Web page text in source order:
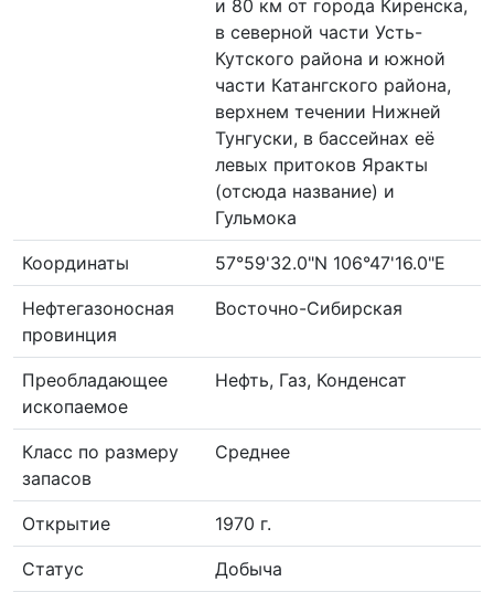
и 80 км от города Киренска,
в северной части Усть-
Кутского района и южной
части Катангского района,
верхнем течении Нижней
Тунгуски, в бассейнах её
левых притоков Яракты
(отсюда название) и
Гульмока
Координаты 57°59'32.0"N 106°47'16.0"E
Нефтегазоносная
провинция
Восточно-Сибирская
Преобладающее
ископаемое
Нефть, Газ, Конденсат
Класс по размеру
запасов
Среднее
Открытие 1970 г.
Статус Добыча